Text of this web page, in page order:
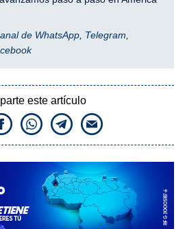
de WhatsApp, Telegram,
este artículo